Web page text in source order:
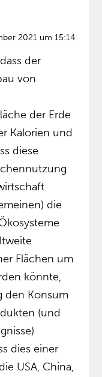
2021 um 15:14
der
von
der Erde
Kalorien und
diese
die
Flächen um
könnte,
den Konsum
(und
dies einer
USA, China,